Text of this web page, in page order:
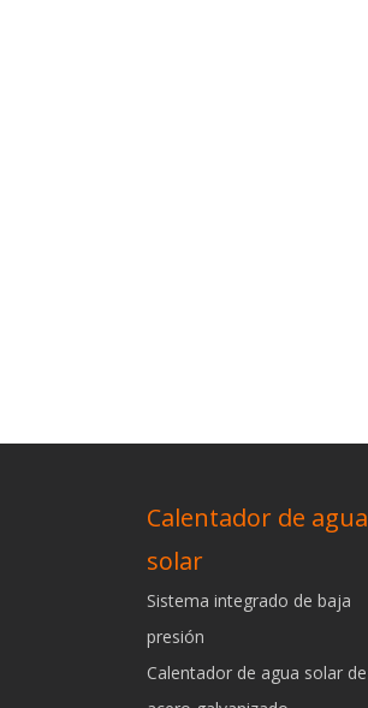
Calentador de agua
solar
Sistema integrado de baja
presión
Calentador de agua solar de